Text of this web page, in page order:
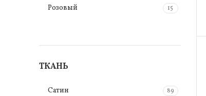
Розовый 15
Антрацит 9
Бежевый
17
ТКАНЬ
Сатин 89